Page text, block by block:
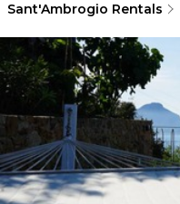
Sant'Ambrogio Rentals